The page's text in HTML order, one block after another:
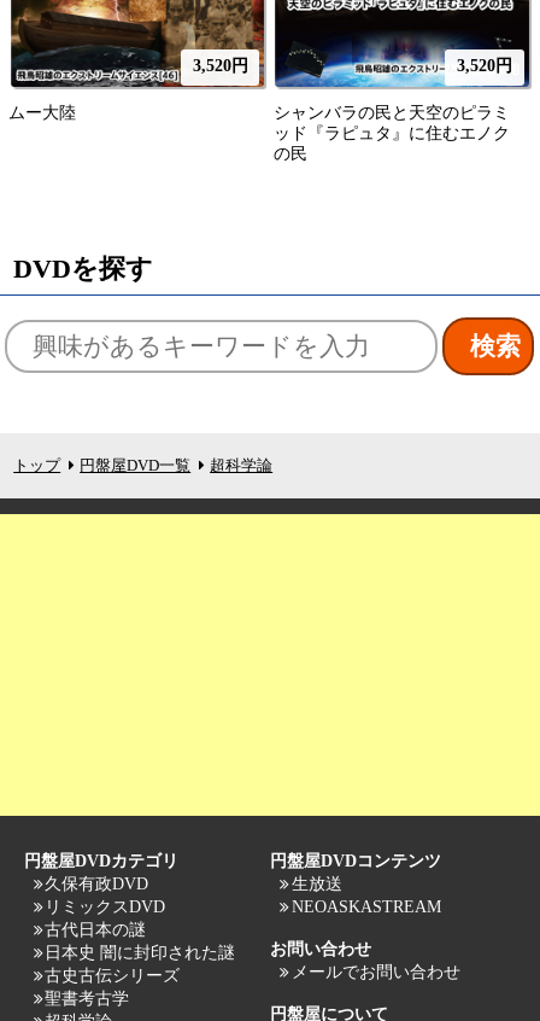
ムー大陸
3,520円
シャンバラの民と天空のピラミ
ッド『ラピュタ』に住むエノク
の民
3,520円
DVDを探す
トップ 円盤屋DVD一覧 超科学論
円盤屋DVDカテゴリ
久保有政DVD
リミックスDVD
古代日本の謎
日本史 闇に封印された謎
古史古伝シリーズ
聖書考古学
円盤屋DVDコンテンツ
生放送
NEOASKASTREAM
お問い合わせ
メールでお問い合わせ
円盤屋について